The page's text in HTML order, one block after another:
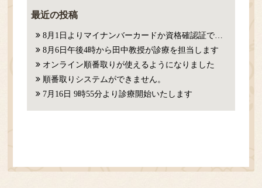
最近の投稿
8月1日よりマイナンバーカードか資格確認証での確認が必要になります。
8月6日午後4時から田中教授が診療を担当します
オンライン順番取りが使えるようになりました
順番取りシステムができません。
7月16日 9時55分より診療開始いたします